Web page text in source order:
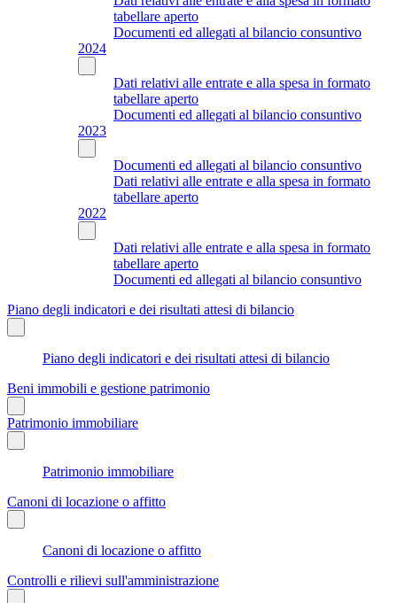
tabellare aperto
Documenti ed allegati al bilancio consuntivo
2024
Dati relativi alle entrate e alla spesa in formato
tabellare aperto
Documenti ed allegati al bilancio consuntivo
2023
Documenti ed allegati al bilancio consuntivo
Dati relativi alle entrate e alla spesa in formato
tabellare aperto
2022
Dati relativi alle entrate e alla spesa in formato
tabellare aperto
Documenti ed allegati al bilancio consuntivo
Piano degli indicatori e dei risultati attesi di bilancio
Piano degli indicatori e dei risultati attesi di bilancio
Beni immobili e gestione patrimonio
Patrimonio immobiliare
Patrimonio immobiliare
Canoni di locazione o affitto
Canoni di locazione o affitto
Controlli e rilievi sull'amministrazione